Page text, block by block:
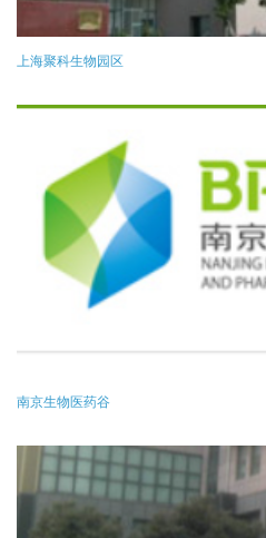
上海聚科生物园区
南京生物医药谷